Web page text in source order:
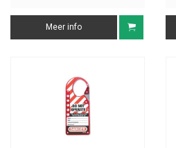
Meer info